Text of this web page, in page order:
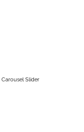
Carousel Slider